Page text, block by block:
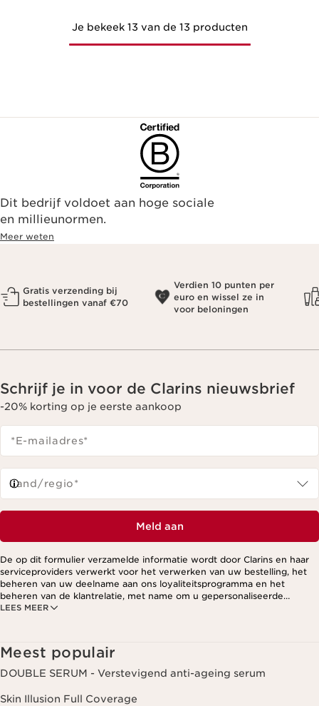
Je bekeek 13 van de 13 producten
Dit bedrijf voldoet aan hoge sociale
en millieunormen.
Meer weten
Gratis verzending bij
bestellingen vanaf €70
Verdien 10 punten per
euro en wissel ze in
voor beloningen
Schrijf je in voor de Clarins nieuwsbrief
-20% korting op je eerste aankoop
*E-mailadres*
Land/regio*
Meld aan
LEES MEER
De op dit formulier verzamelde informatie wordt door Clarins en haar
serviceproviders verwerkt voor het verwerken van uw bestelling, het
beheren van uw deelname aan ons loyaliteitsprogramma en het
beheren van de klantrelatie, met name om u gepersonaliseerde
aanbiedingen te kunnen sturen op basis van uw eerdere aankopen en
Meest populair
DOUBLE SERUM - Verstevigend anti-ageing serum
Skin Illusion Full Coverage